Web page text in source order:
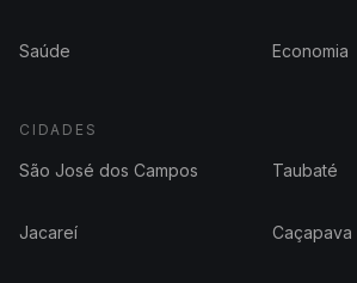
Saúde Economia
CIDADES
São José dos Campos Taubaté
Jacareí Caçapava